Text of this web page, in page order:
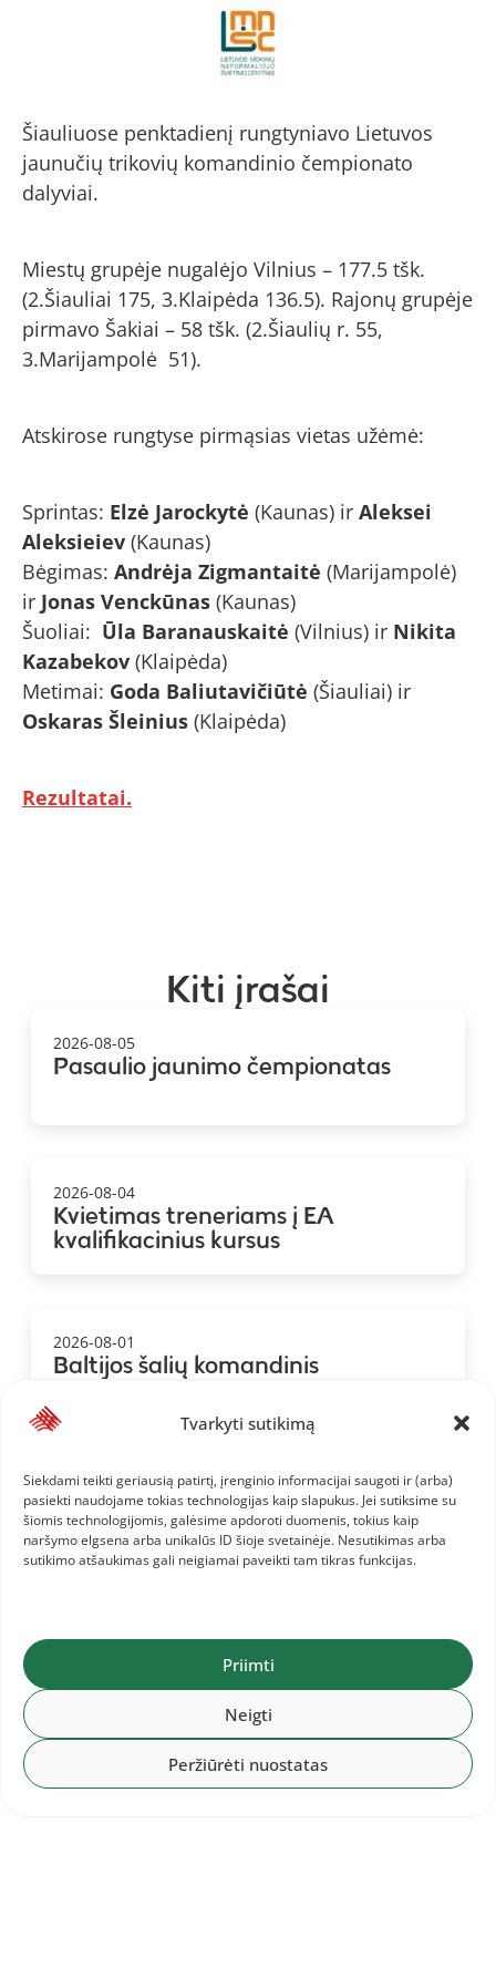
Tvarkyti sutikimą
Siekdami teikti geriausią patirtį, įrenginio informacijai saugoti ir (arba)
pasiekti naudojame tokias technologijas kaip slapukus. Jei sutiksime su
šiomis technologijomis, galėsime apdoroti duomenis, tokius kaip
naršymo elgsena arba unikalūs ID šioje svetainėje. Nesutikimas arba
sutikimo atšaukimas gali neigiamai paveikti tam tikras funkcijas.
Priimti
Neigti
Peržiūrėti nuostatas
Šiauliuose penktadienį rungtyniavo Lietuvos
jaunučių trikovių komandinio čempionato
dalyviai.
Miestų grupėje nugalėjo Vilnius – 177.5 tšk.
(2.Šiauliai 175, 3.Klaipėda 136.5). Rajonų grupėje
pirmavo Šakiai – 58 tšk. (2.Šiaulių r. 55,
3.Marijampolė 51).
Atskirose rungtyse pirmąsias vietas užėmė:
Sprintas: Elzė Jarockytė (Kaunas) ir Aleksei
Aleksieiev (Kaunas)
Bėgimas: Andrėja Zigmantaitė (Marijampolė)
ir Jonas Venckūnas (Kaunas)
Šuoliai: Ūla Baranauskaitė (Vilnius) ir Nikita
Kazabekov (Klaipėda)
Metimai: Goda Baliutavičiūtė (Šiauliai) ir
Oskaras Šleinius (Klaipėda)
Rezultatai.
Kiti įrašai
2026-08-05
Pasaulio jaunimo čempionatas
2026-08-04
Kvietimas treneriams į EA
kvalifikacinius kursus
2026-08-01
Baltijos šalių komandinis
2026-07-28
Baltijos komandinis čempionatas:
Lietuvos komanda ir informacija jai